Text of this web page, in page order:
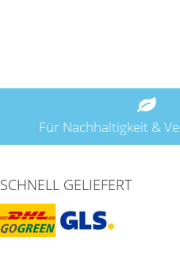
Für Nachhaltigkeit &
SCHNELL GELIEFERT